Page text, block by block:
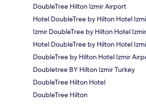
DoubleTree Hilton Izmir Airport
Hotel DoubleTree by Hilton Hotel
Izmir DoubleTree by Hilton Hotel
Hotel DoubleTree by Hilton Hotel
DoubleTree by Hilton Hotel Izmir
Doubletree BY Hilton Izmir Turkey
DoubleTree Hilton Hotel
DoubleTree Hilton